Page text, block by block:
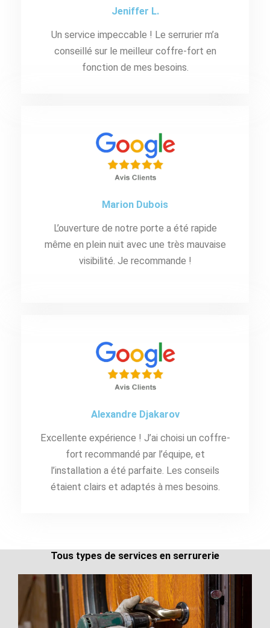
Jeniffer L.
Un service impeccable ! Le serrurier m’a
conseillé sur le meilleur coffre-fort en
fonction de mes besoins.
Marion Dubois
L’ouverture de notre porte a été rapide
même en plein nuit avec une très mauvaise
visibilité. Je recommande !
Alexandre Djakarov
Excellente expérience ! J’ai choisi un coffre-
fort recommandé par l’équipe, et
l’installation a été parfaite. Les conseils
étaient clairs et adaptés à mes besoins.
Tous types de services en serrurerie